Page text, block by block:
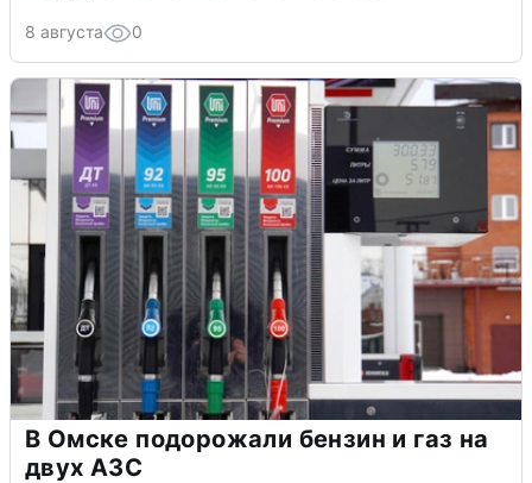
8 августа 0
В Омске подорожали бензин и газ на
двух АЗС